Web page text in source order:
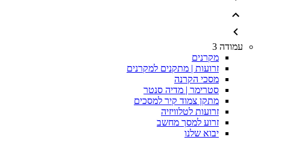
עמודה 3
מקרנים
זרועות | מתקנים למקרנים
מסכי הקרנה
סטרימר | מדיה סנטר
מתקן צמוד קיר למסכים
זרועות לטלוויזיה
זרוע למסך מחשב
יבוא שלנו